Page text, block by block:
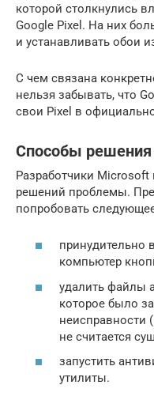
которой столкнулись
Google Pixel. На них
и устанавливать обои
С чем связана
нельзя забывать, что
свои Pixel в
Способы
Разработчики
решений проблемы.
попробовать
принудительно
компьютер
удалить файлы
которое было
неисправности
не считается
запустить
утилиты.